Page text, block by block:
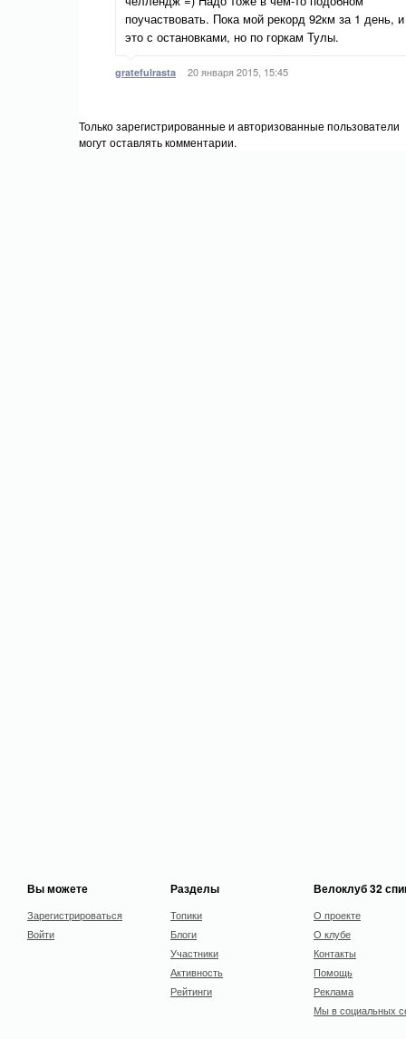
поучаствовать. Пока мой рекорд 92км за 1 день, и
это с остановками, но по горкам Тулы.
gratefulrasta 20 января 2015, 15:45
Только зарегистрированные и авторизованные пользователи
могут оставлять комментарии.
Вы можете
Зарегистрироваться
Войти
Разделы
Топики
Блоги
Участники
Активность
Рейтинги
Велоклуб 32
О проекте
О клубе
Контакты
Помощь
Реклама
Мы в социальных